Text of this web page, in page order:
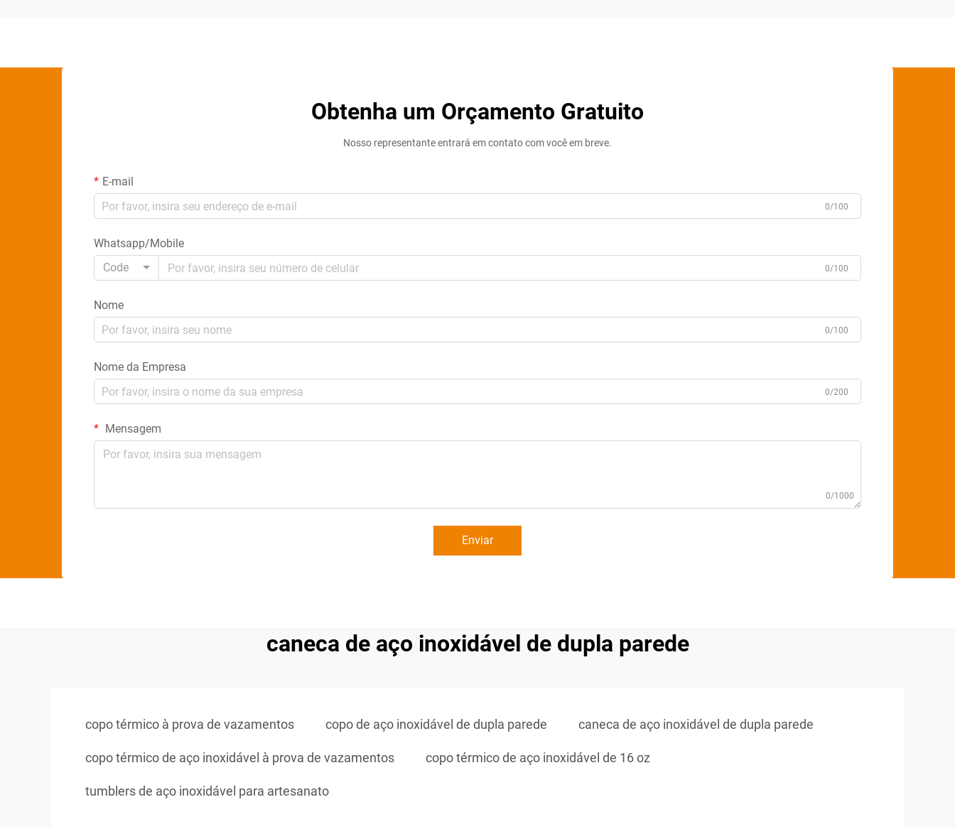
Obtenha um Orçamento Gratuito
Nosso representante entrará em contato com você em breve.
E-mail
0/100
Whatsapp/Mobile
Code
0/100
Nome
0/100
Nome da Empresa
0/200
Mensagem
0/1000
Enviar
caneca de aço inoxidável de dupla parede
copo térmico à prova de vazamentos copo de aço inoxidável de dupla parede caneca de aço inoxidável de dupla parede
copo térmico de aço inoxidável à prova de vazamentos copo térmico de aço inoxidável de 16 oz
tumblers de aço inoxidável para artesanato